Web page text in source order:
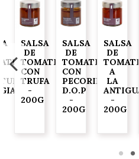
SALSA
DE
TOMATE
CON
TRUFA
-
200G
SALSA
DE
TOMATE
CON
PECORINO
D.O.P
-
200G
SALSA
DE
TOMATE
A
LA
ANTIGUA
-
200G